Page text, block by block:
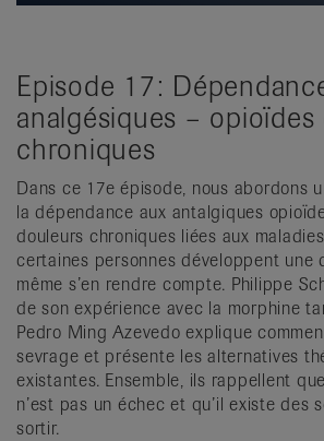
Episode 17:
analgésiques –
chroniques
Dans ce 17e épisode, nous abordons
la dépendance aux antalgiques
douleurs chroniques liées aux
certaines personnes développent une
même s’en rendre compte. Philippe
de son expérience avec la morphine
Pedro Ming Azevedo explique
sevrage et présente les alternatives
existantes. Ensemble, ils rappellent
n’est pas un échec et qu’il existe des
sortir.